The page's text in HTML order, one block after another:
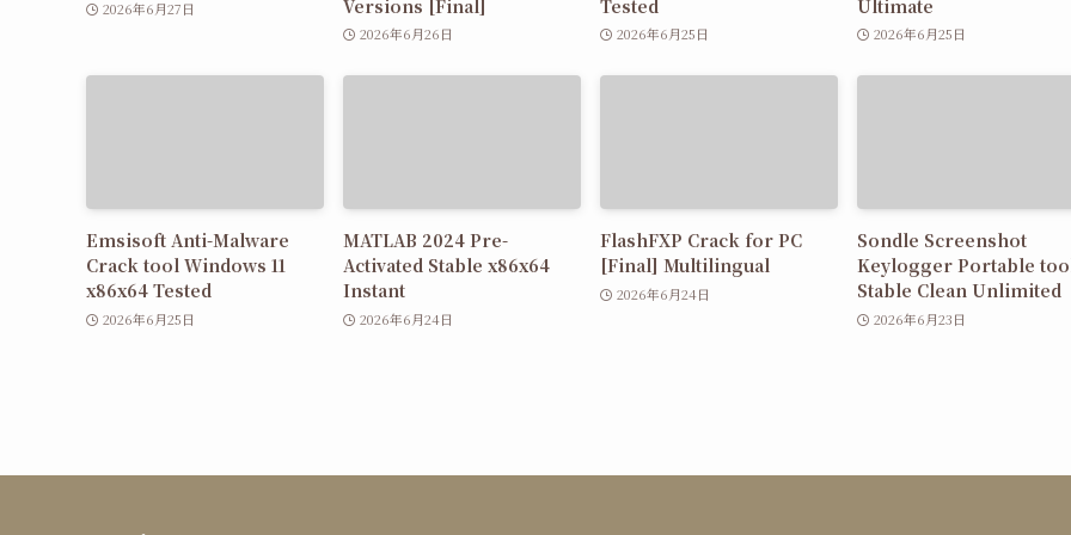
2026年6月27日
Versions [Final]
2026年6月26日
Tested
2026年6月25日
Ultimate
2026年6月25日
Emsisoft Anti-Malware
Crack tool Windows 11
x86x64 Tested
2026年6月25日
MATLAB 2024 Pre-
Activated Stable x86x64
Instant
2026年6月24日
FlashFXP Crack for PC
[Final] Multilingual
2026年6月24日
Sondle Screenshot
Keylogger Portable
Stable Clean Unlimited
2026年6月23日